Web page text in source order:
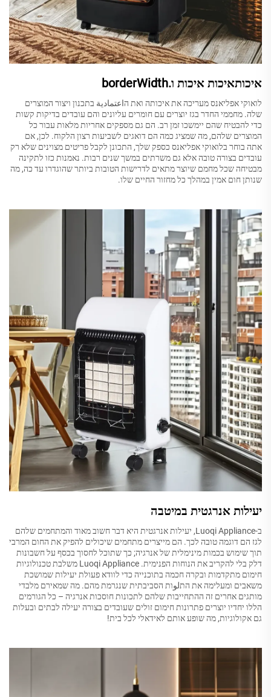
איכותאיכות איכות ו.borderWidth
לואוקי אפליאנס מעריכה את איכותה ואת הاعتمادية בתכנון ויצור המוצרים
שלה. מחממי החדר בגז יוצרים עם חומרים עליונים והם עובדים בדיקות קשות
כדי להבטיח שהם יימשכו זמן רב. הם גם מספקים אחריות מלאות עבור כל
המוצרים שלהם, מה שמציג כמה הם דואגים לשביעות רצון הלקוח. לכן, אם
אתה בוחר בלואוקי אפליאנס כספק שלך, התכונן לקבל פריטים מצוינים שלא רק
עובדים בצורה טובה אלא גם משרתים במשך שנים רבות. נאמנות כזו לתקינה
מבטיחה שכל מחמם שיוצר מתאים לדרישות הטובות ביותר שהוגדרו עד כה, מה
שנותן חום אמין במהלך כל מחזור החיים שלו.
יעילות אנרגטית במיטבה
ב-Luoqi Appliance, יעילות אנרגטית היא דבר חשוב מאוד והמתחמים שלהם
לגז הם דוגמה טובה לכך. הם מייצרים מתחמים שיכולים להפיק את החום המרבי
תוך שימוש בכמות מינימלית של אנרגיה; כך שתוכל לחסוך בכסף על חשבונות
דלק בלי להקריב את הנוחות הפנימית. Luoqi Appliance משלבת טכנולוגיות
חימום מתקדמות ובקרה חכמה בתוכנייה כדי לוודא פעולת יעילות שמושכת
משאבים ומעלימה את התلوות הסביבתית שנגרמת מהם. מה שמאירם מלבדי
מותגים אחרים זה ההתחייבות שלהם לתכונות חוסכות אנרגיה – כל הגורמים
הללו יחדיו יוצרים פתרונות חימום זולים שעובדים בצורה יעילה לבתים ובעלות
גם אקולוגיות, מה שופע אותם לאידאלי לכל בית!